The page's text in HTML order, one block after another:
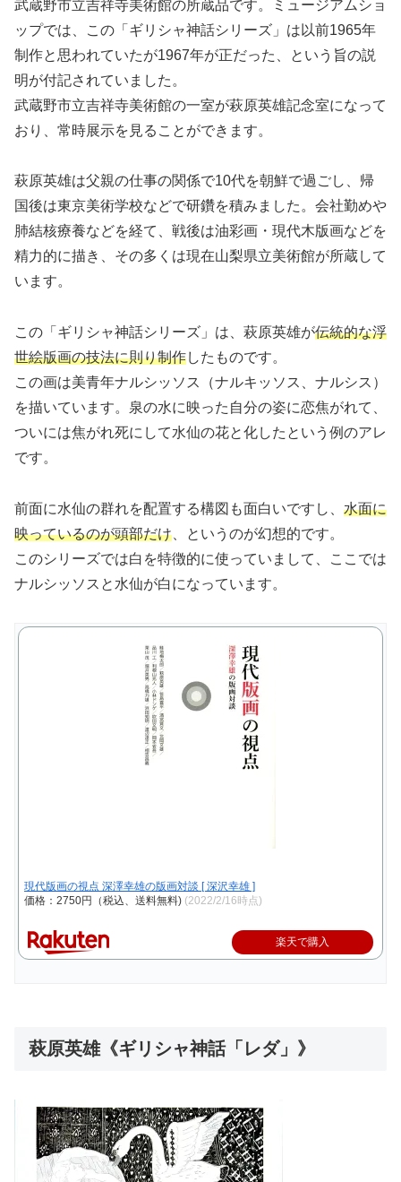
武蔵野市立吉祥寺美術館の所蔵品です。ミュージアムショ
ップでは、この「ギリシャ神話シリーズ」は以前1965年
制作と思われていたが1967年が正だった、という旨の説
明が付記されていました。
武蔵野市立吉祥寺美術館の一室が萩原英雄記念室になって
おり、常時展示を見ることができます。
萩原英雄は父親の仕事の関係で10代を朝鮮で過ごし、帰
国後は東京美術学校などで研鑽を積みました。会社勤めや
肺結核療養などを経て、戦後は油彩画・現代木版画などを
精力的に描き、その多くは現在山梨県立美術館が所蔵して
います。
この「ギリシャ神話シリーズ」は、萩原英雄が伝統的な浮
世絵版画の技法に則り制作したものです。
この画は美青年ナルシッソス（ナルキッソス、ナルシス）
を描いています。泉の水に映った自分の姿に恋焦がれて、
ついには焦がれ死にして水仙の花と化したという例のアレ
です。
前面に水仙の群れを配置する構図も面白いですし、 水面に
映っているのが頭部だけ 、というのが幻想的です。
このシリーズでは白を特徴的に使っていまして、ここでは
ナルシッソスと水仙が白になっています。
現代版画の視点 深澤幸雄の版画対談 [ 深沢幸雄 ]
価格：2750円（税込、送料無料) (2022/2/16時点)
楽天で購入
萩原英雄《ギリシャ神話「レダ」》